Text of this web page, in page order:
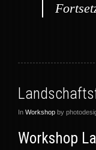
In Workshop by
Workshop